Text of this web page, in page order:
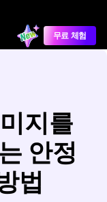
무료 체험
지를
안정
법